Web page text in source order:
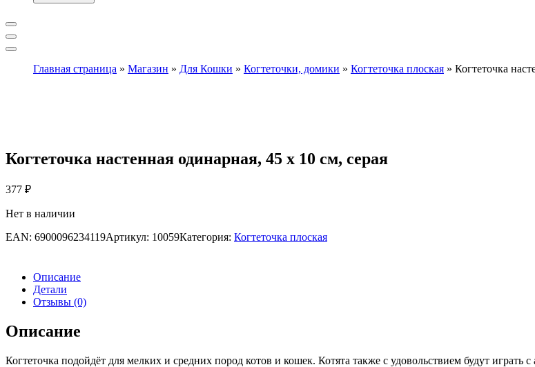
Главная страница » Магазин » Для Кошки » Когтеточки, домики » Когтеточка плоская » Когтеточка
Когтеточка настенная одинарная, 45 х 10 см, серая
377 ₽
Нет в наличии
EAN: 6900096234119Артикул: 10059Категория: Когтеточка плоская
Описание
Детали
Отзывы (0)
Описание
Когтеточка подойдёт для мелких и средних пород котов и кошек. Котята также с удовольствием будут играть с